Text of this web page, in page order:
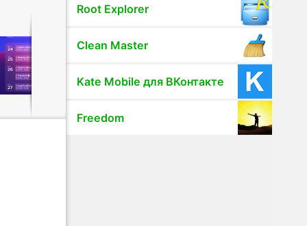
Root Explorer
Clean Master
Kate Mobile для ВКонтакте
Freedom